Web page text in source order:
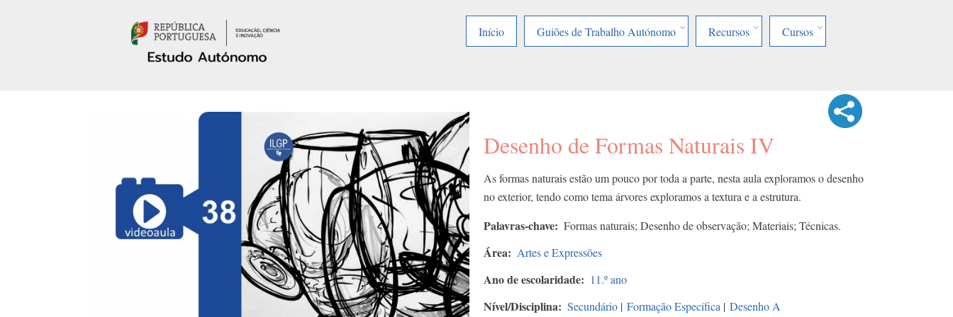
Início
Guiões de Trabalho Autónomo Recursos Cursos
Desenho de Formas Naturais IV
As formas naturais estão um pouco por toda a parte, nesta aula exploramos o desenho
no exterior, tendo como tema árvores exploramos a textura e a estrutura.
Palavras-chave Formas naturais; Desenho de observação; Materiais; Técnicas.
Área Artes e Expressões
Ano de escolaridade 11.º ano
Nível/Disciplina Secundário | Formação Específica | Desenho A